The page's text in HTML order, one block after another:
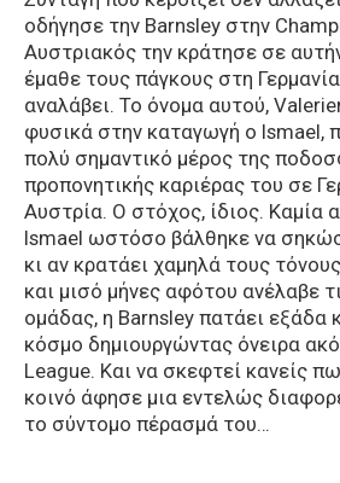
οδήγησε την Barnsley στην
Αυστριακός την κράτησε σε
έμαθε τους πάγκους στη
αναλάβει. Το όνομα αυτού,
φυσικά στην καταγωγή ο Ismael,
πολύ σημαντικό μέρος της
προπονητικής καριέρας του σε
Αυστρία. Ο στόχος, ίδιος. Καμία
Ismael ωστόσο βάλθηκε να
κι αν κρατάει χαμηλά τους
και μισό μήνες αφότου ανέλαβε
ομάδας, η Barnsley πατάει εξάδα
κόσμο δημιουργώντας όνειρα
League. Και να σκεφτεί κανείς
κοινό άφησε μια εντελώς
το σύντομο πέρασμά του…